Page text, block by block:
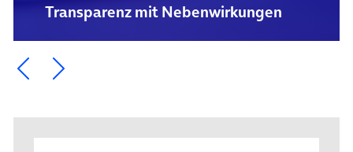
Transparenz mit Nebenwirkungen
Ein Element zurück blättern
Ein Element weiter blättern